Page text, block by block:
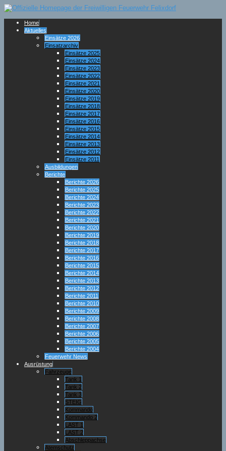
Home
Aktuelles
Einsätze 2026
Einsatzarchiv
Einsätze 2025
Einsätze 2024
Einsätze 2023
Einsätze 2022
Einsätze 2021
Einsätze 2020
Einsätze 2019
Einsätze 2018
Einsätze 2017
Einsätze 2016
Einsätze 2015
Einsätze 2014
Einsätze 2013
Einsätze 2012
Einsätze 2011
Ausbildungen
Berichte
Berichte 2026
Berichte 2025
Berichte 2024
Berichte 2023
Berichte 2022
Berichte 2021
Berichte 2020
Berichte 2019
Berichte 2018
Berichte 2017
Berichte 2016
Berichte 2015
Berichte 2014
Berichte 2013
Berichte 2012
Berichte 2011
Berichte 2010
Berichte 2009
Berichte 2008
Berichte 2007
Berichte 2006
Berichte 2005
Berichte 2004
Feuerwehr News
Ausrüstung
Fahrzeuge
Tank 1
Tank 2
Tank 3
STEIG
Kommando
Kommando 2
LAST 1
LAST 2
Abschleppachse
Atemschutz